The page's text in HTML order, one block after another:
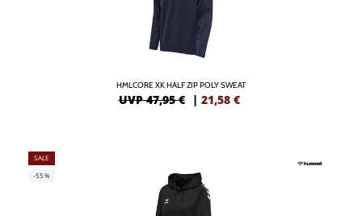
HMLCORE XK HALF ZIP POLY SWEAT
UVP 47,95 € | 21,58 €
SALE
-55%